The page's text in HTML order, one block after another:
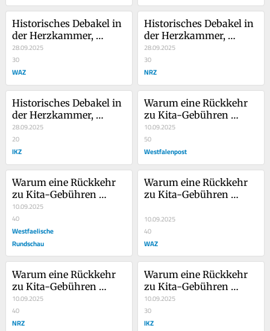
Historisches Debakel in
der Herzkammer,
Hoffnung woanders
28.09.2025
30
WAZ
Historisches Debakel in
der Herzkammer,
Hoffnung woanders
28.09.2025
30
NRZ
Historisches Debakel in
der Herzkammer,
Hoffnung woanders
28.09.2025
20
IKZ
Warum eine Rückkehr
zu Kita-Gebühren
Eltern in NRW verhöhnt
10.09.2025
50
Westfalenpost
Warum eine Rückkehr
zu Kita-Gebühren
Eltern in NRW verhöhnt
10.09.2025
40
Westfaelische
Rundschau
Warum eine Rückkehr
zu Kita-Gebühren
10.09.2025
40
WAZ
Warum eine Rückkehr
zu Kita-Gebühren
Eltern in NRW verhöhnt
10.09.2025
40
NRZ
Warum eine Rückkehr
zu Kita-Gebühren
Eltern in NRW verhöhnt
10.09.2025
30
IKZ